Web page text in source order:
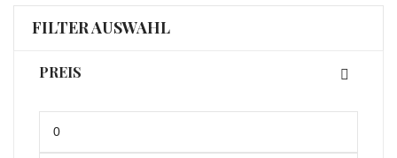
FILTER AUSWAHL
PREIS
Preis